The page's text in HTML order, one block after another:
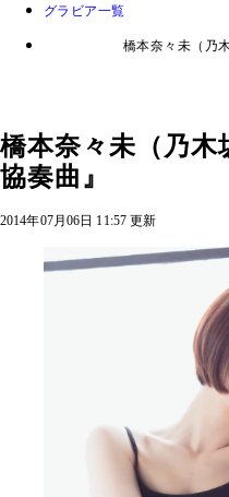
グラビア一覧
橋本奈々未（乃
橋本奈々未（乃木
協奏曲』
2014年07月06日 11:57 更新